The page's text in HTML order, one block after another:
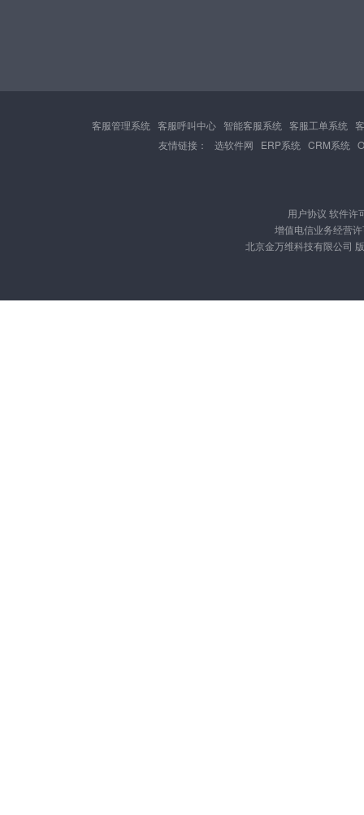
客服管理系统 客服呼叫中心 智能客服系统 客服工单系统
友情链接：
选软件网 ERP系统 CRM系统
用户协议 软件许
增值电信业务经营
北京金万维科技有限公司